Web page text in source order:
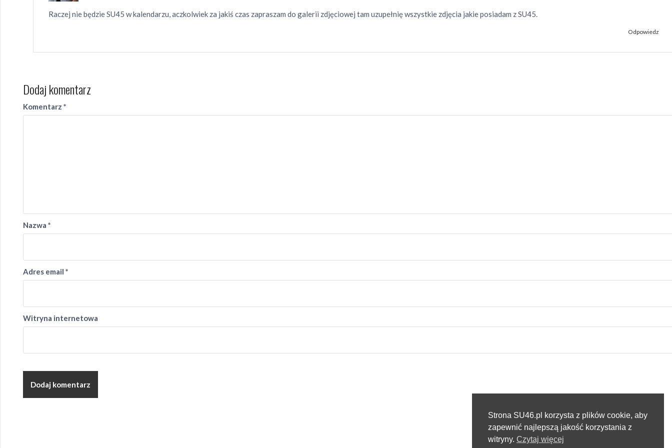
Raczej nie będzie SU45 w kalendarzu, aczkolwiek za jakiś czas zapraszam do galerii zdjęciowej tam uzupełnię wszystkie zdjęcia jakie posiadam z SU45.
Odpowiedz
Dodaj komentarz
Komentarz *
Nazwa *
Adres email *
Witryna internetowa
Strona SU46.pl korzysta z plików cookie, aby
zapewnić najlepszą jakość korzystania z
witryny. Czytaj więcej